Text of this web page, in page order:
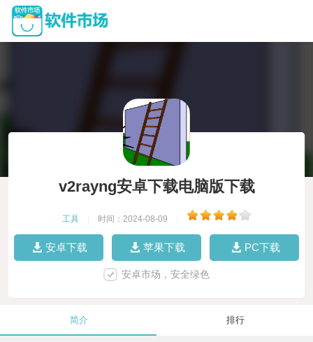
v2rayng安卓下载电脑版下载
工具 时间：2024-08-09
安卓下载 苹果下载 PC下载
安卓市场，安全绿色
简介 排行